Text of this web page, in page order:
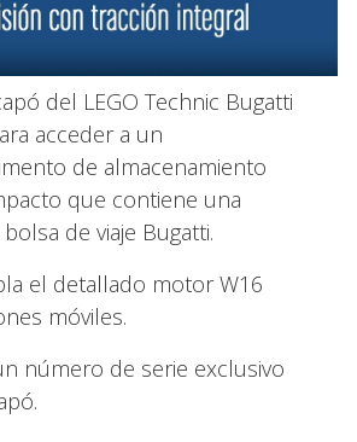
del LEGO Technic Bugatti
acceder a un
de almacenamiento
que contiene una
de viaje Bugatti.
el detallado motor W16
móviles.
número de serie exclusivo